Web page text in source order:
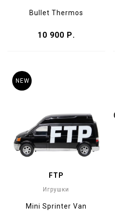
Bullet Thermos
10 900 Р.
FTP
Игрушки
Mini Sprinter Van
NEW